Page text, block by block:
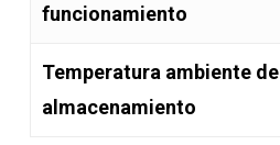
funcionamiento
Temperatura ambiente de
almacenamiento